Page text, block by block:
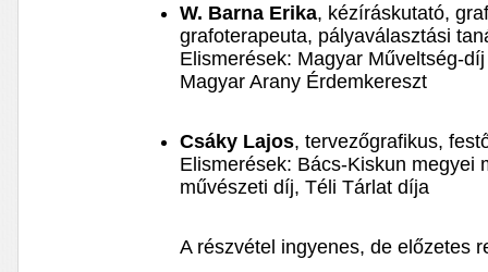
W. Barna Erika, kézíráskutató,
grafoterapeuta, pályaválasztási
Elismerések: Magyar Műveltség-díj
Magyar Arany Érdemkereszt
Csáky Lajos, tervezőgrafikus,
Elismerések: Bács-Kiskun megyei
művészeti díj, Téli Tárlat díja
A részvétel ingyenes, de előzetes